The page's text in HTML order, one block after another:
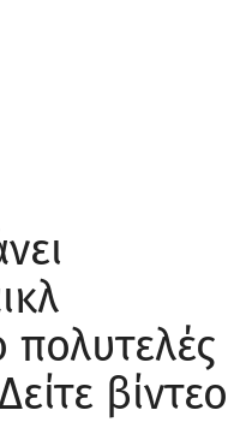
πολυτελές
βίντεο